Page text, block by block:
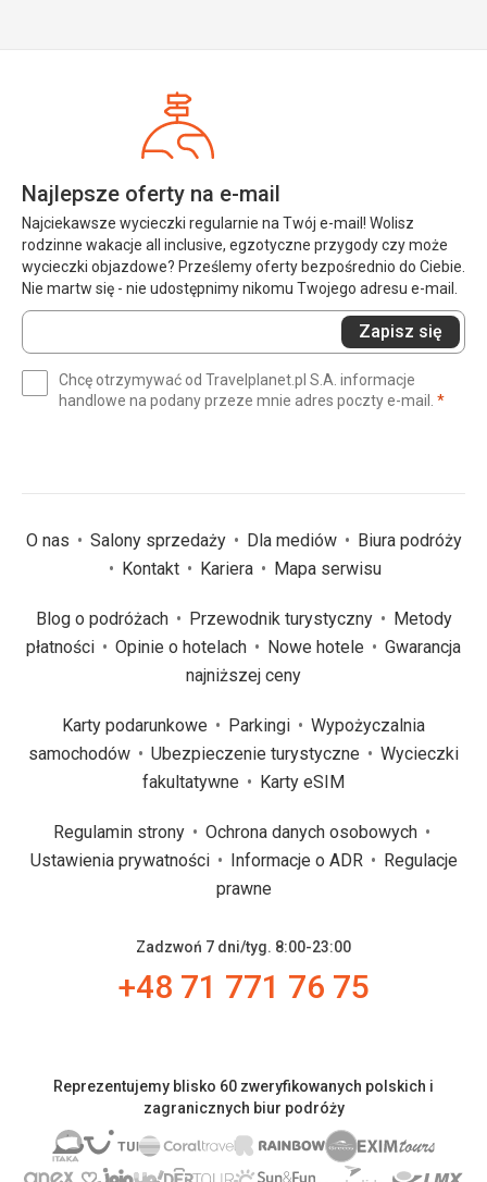
Najlepsze oferty na e-mail
Najciekawsze wycieczki regularnie na Twój e-mail! Wolisz
rodzinne wakacje all inclusive, egzotyczne przygody czy może
wycieczki objazdowe? Prześlemy oferty bezpośrednio do Ciebie.
Nie martw się - nie udostępnimy nikomu Twojego adresu e-mail.
Wprowadź
swój
(wymagane)
Zapisz się
Chcę otrzymywać od Travelplanet.pl S.A. informacje
handlowe na podany przeze mnie adres poczty e-mail. *
O nas Salony sprzedaży Dla mediów
Biura podróży
Kontakt
Kariera Mapa serwisu
Blog o podróżach Przewodnik turystyczny
Metody
płatności
Opinie o hotelach Nowe hotele
Gwarancja
najniższej ceny
Karty podarunkowe Parkingi
Wypożyczalnia
samochodów
Ubezpieczenie turystyczne
Wycieczki
fakultatywne
Karty eSIM
Regulamin strony
Ochrona danych osobowych
Ustawienia prywatności
Informacje o ADR
Regulacje
prawne
Zadzwoń 7 dni/tyg. 8:00-23:00
+48 71 771 76 75
Reprezentujemy blisko 60 zweryfikowanych polskich i
zagranicznych biur podróży